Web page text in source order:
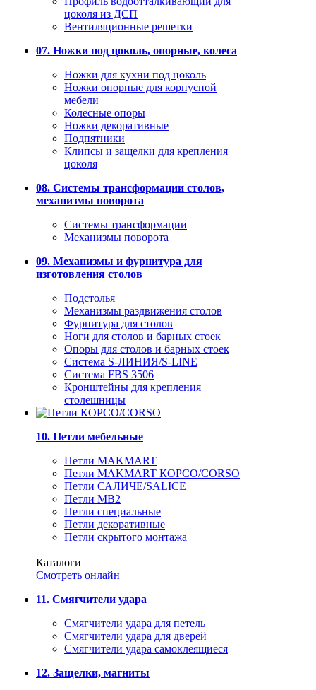
цоколя из ДСП
Вентиляционные решетки
07. Ножки под цоколь, опорные, колеса
Ножки для кухни под цоколь
Ножки опорные для корпусной
мебели
Колесные опоры
Ножки декоративные
Подпятники
Клипсы и защелки для крепления
цоколя
08. Системы трансформации столов,
механизмы поворота
Системы трансформации
Механизмы поворота
09. Механизмы и фурнитура для
изготовления столов
Подстолья
Механизмы раздвижения столов
Фурнитура для столов
Ноги для столов и барных стоек
Опоры для столов и барных стоек
Система S-ЛИНИЯ/S-LINE
Система FBS 3506
Кронштейны для крепления
столешницы
10. Петли мебельные
Петли MAKMART
Петли MAKMART КОРСО/CORSO
Петли САЛИЧЕ/SALICE
Петли MB2
Петли специальные
Петли декоративные
Петли скрытого монтажа
Каталоги
Смотреть онлайн
11. Смягчители удара
Смягчители удара для петель
Смягчители удара для дверей
Cмягчители удара самоклеящиеся
12. Защелки, магниты